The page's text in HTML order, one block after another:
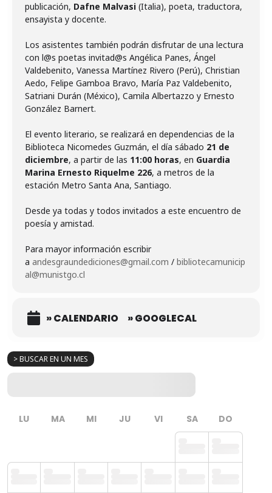
> BUSCAR EN UN MES
LU MA MI JU VI SA DO
publicación, Dafne Malvasi (Italia), poeta, traductora,
ensayista y docente.
Los asistentes también podrán disfrutar de una lectura
con l@s poetas invitad@s Angélica Panes, Ángel
Valdebenito, Vanessa Martínez Rivero (Perú), Christian
Aedo, Felipe Gamboa Bravo, María Paz Valdebenito,
Satriani Durán (México), Camila Albertazzo y Ernesto
González Barnert.
El evento literario, se realizará en dependencias de la
Biblioteca Nicomedes Guzmán, el día sábado 21 de
diciembre, a partir de las 11:00 horas, en Guardia
Marina Ernesto Riquelme 226, a metros de la
estación Metro Santa Ana, Santiago.
Desde ya todas y todos invitados a este encuentro de
poesía y amistad.
Para mayor información escribir
a andesgraundediciones@gmail.com / bibliotecamunicip
al@munistgo.cl
» CALENDARIO » GOOGLECAL